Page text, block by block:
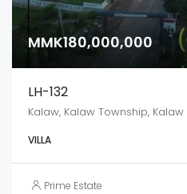
MMK180,000,000
LH-132
VILLA
Prime Estate